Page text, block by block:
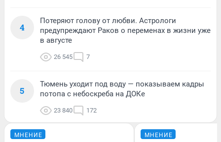
4
Потеряют голову от любви. Астрологи
предупреждают Раков о переменах в жизни уже
в августе
26 545 7
5
Тюмень уходит под воду — показываем кадры
потопа с небоскреба на ДОКе
23 840 172
МНЕНИЕ МНЕНИЕ